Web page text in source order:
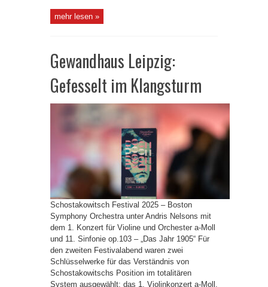
mehr lesen »
Gewandhaus Leipzig:
Gefesselt im Klangsturm
Schostakowitsch Festival 2025 – Boston
Symphony Orchestra unter Andris Nelsons mit
dem 1. Konzert für Violine und Orchester a-Moll
und 11. Sinfonie op.103 – „Das Jahr 1905“ Für
den zweiten Festivalabend waren zwei
Schlüsselwerke für das Verständnis von
Schostakowitschs Position im totalitären
System ausgewählt: das 1. Violinkonzert a-Moll,